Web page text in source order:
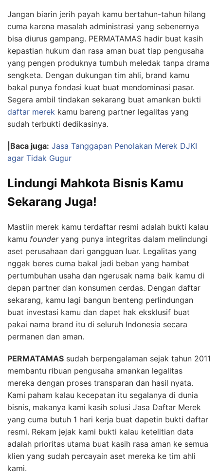
Jangan biarin jerih payah kamu bertahun-tahun hilang
cuma karena masalah administrasi yang sebenernya
bisa diurus gampang. PERMATAMAS hadir buat kasih
kepastian hukum dan rasa aman buat tiap pengusaha
yang pengen produknya tumbuh meledak tanpa drama
sengketa. Dengan dukungan tim ahli, brand kamu
bakal punya fondasi kuat buat mendominasi pasar.
Segera ambil tindakan sekarang buat amankan bukti
daftar merek kamu bareng partner legalitas yang
sudah terbukti dedikasinya.
|Baca juga: Jasa Tanggapan Penolakan Merek DJKI
agar Tidak Gugur
Lindungi Mahkota Bisnis Kamu
Sekarang Juga!
Mastiin merek kamu terdaftar resmi adalah bukti kalau
kamu founderyang punya integritas dalam melindungi
aset perusahaan dari gangguan luar. Legalitas yang
nggak beres cuma bakal jadi beban yang hambat
pertumbuhan usaha dan ngerusak nama baik kamu di
depan partner dan konsumen cerdas. Dengan daftar
sekarang, kamu lagi bangun benteng perlindungan
buat investasi kamu dan dapet hak eksklusif buat
pakai nama brand itu di seluruh Indonesia secara
permanen dan aman.
PERMATAMAS sudah berpengalaman sejak tahun 2011
membantu ribuan pengusaha amankan legalitas
mereka dengan proses transparan dan hasil nyata.
Kami paham kalau kecepatan itu segalanya di dunia
bisnis, makanya kami kasih solusi Jasa Daftar Merek
yang cuma butuh 1 hari kerja buat dapetin bukti daftar
resmi. Rekam jejak kami bukti kalau ketelitian data
adalah prioritas utama buat kasih rasa aman ke semua
klien yang sudah percayain aset mereka ke tim ahli
kami.